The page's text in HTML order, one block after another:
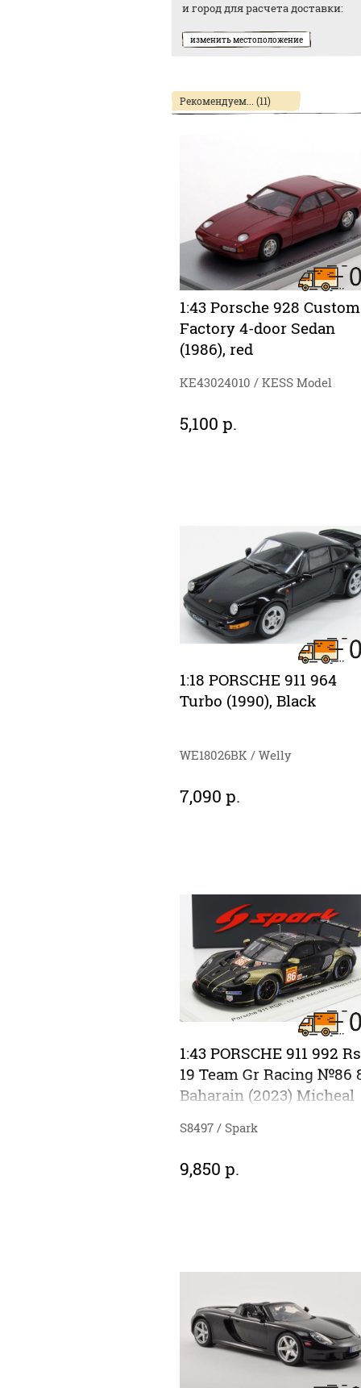
и город для расчета доставки:
изменить местоположение
Рекомендуем... (11)
1:43 Porsche 928 Custom
Factory 4-door Sedan
(1986), red
KE43024010 / KESS Model
5,100 р.
1:18 PORSCHE 911 964
Turbo (1990), Black
WE18026BK / Welly
7,090 р.
1:43 PORSCHE 911 992
19 Team Gr Racing №86
Baharain (2023) Micheal
Pera - Benjamin Barker,
S8497 / Spark
9,850 р.